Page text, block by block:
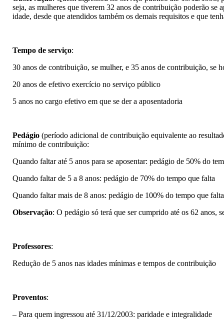
seja, as mulheres que tiverem 32 anos de contribuição poderão se
idade, desde que atendidos também os demais requisitos e que
Tempo de serviço:
30 anos de contribuição, se mulher, e 35 anos de contribuição, se
20 anos de efetivo exercício no serviço público
5 anos no cargo efetivo em que se der a aposentadoria
Pedágio (período adicional de contribuição equivalente ao
mínimo de contribuição:
Quando faltar até 5 anos para se aposentar: pedágio de 50% do
Quando faltar de 5 a 8 anos: pedágio de 70% do tempo que falta
Quando faltar mais de 8 anos: pedágio de 100% do tempo que falta
Observação: O pedágio só terá que ser cumprido até os 62 anos,
Professores:
Redução de 5 anos nas idades mínimas e tempos de contribuição
Proventos:
– Para quem ingressou até 31/12/2003: paridade e integralidade